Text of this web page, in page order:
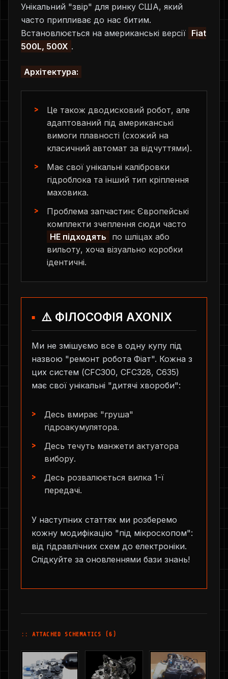
Унікальний "звір" для ринку США, який
часто припливає до нас битим.
Встановлюється на американські версії Fiat
500L, 500X .
Архітектура:
Це також дводисковий робот, але
адаптований під американські
вимоги плавності (схожий на
класичний автомат за відчуттями).
Має свої унікальні калібровки
гідроблока та інший тип кріплення
маховика.
Проблема запчастин: Європейські
комплекти зчеплення сюди часто
НЕ підходять
по шліцах або
вильоту, хоча візуально коробки
ідентичні.
⚠️ ФІЛОСОФІЯ AXONIX
Ми не змішуємо все в одну купу під
назвою "ремонт робота Фіат". Кожна з
цих систем (CFC300, CFC328, C635)
має свої унікальні "дитячі хвороби":
Десь вмирає "груша"
гідроакумулятора.
Десь течуть манжети актуатора
вибору.
Десь розвалюється вилка 1-ї
передачі.
У наступних статтях ми розберемо
кожну модифікацію "під мікроскопом":
від гідравлічних схем до електроніки.
Слідкуйте за оновленнями бази знань!
:: ATTACHED SCHEMATICS (6)